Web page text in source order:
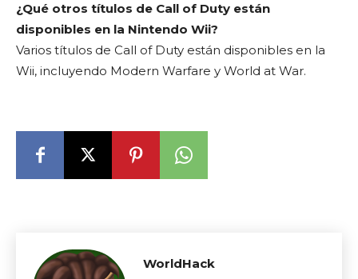
¿Qué otros títulos de Call of Duty están
disponibles en la Nintendo Wii?
Varios títulos de Call of Duty están disponibles en la
Wii, incluyendo Modern Warfare y World at War.
WorldHack